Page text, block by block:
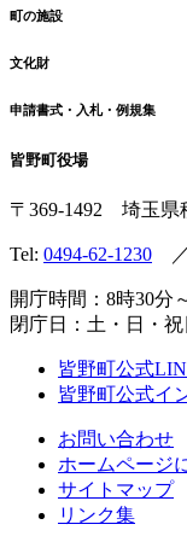
町の施設
文化財
申請書式・入札・例規集
皆野町役場
〒369-1492 埼玉県
Tel: 0494-62-1230 ／
開庁時間：8時30分
閉庁日：土・日・祝
皆野町公式
皆野町公式イ
お問い合わせ
ホームページ
サイトマップ
リンク集